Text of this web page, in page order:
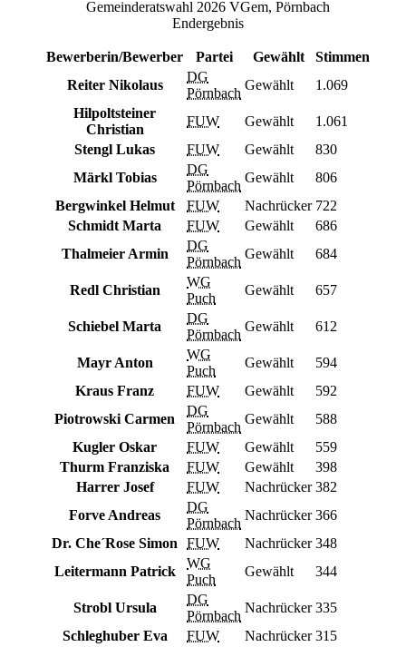
Gemeinderatswahl 2026 VGem, Pörnbach
Endergebnis
Bewerberin/Bewerber Partei Gewählt
Stimmen
Reiter Nikolaus
DG
Pörnbach
Gewählt
1.069
Hilpoltsteiner
Christian
FUW Gewählt
1.061
Stengl Lukas
FUW Gewählt
830
Märkl Tobias
DG
Pörnbach
Gewählt
806
Bergwinkel Helmut
FUW Nachrücker 722
Schmidt Marta
FUW Gewählt
686
Thalmeier Armin
DG
Pörnbach
Gewählt 684
Redl Christian
WG
Puch
Gewählt 657
Schiebel Marta
DG
Pörnbach
Gewählt 612
Mayr Anton
WG
Puch
Gewählt
594
Kraus Franz
FUW Gewählt
592
Piotrowski Carmen
DG
Pörnbach
Gewählt
588
Kugler Oskar
FUW Gewählt
559
Thurm Franziska
FUW Gewählt
398
Harrer Josef
FUW Nachrücker 382
Forve Andreas
DG
Pörnbach
Nachrücker 366
Dr. Che´Rose Simon
FUW Nachrücker 348
Leitermann Patrick
WG
Puch
Gewählt 344
Strobl Ursula
DG
Pörnbach
Nachrücker 335
Schleghuber Eva
FUW Nachrücker 315